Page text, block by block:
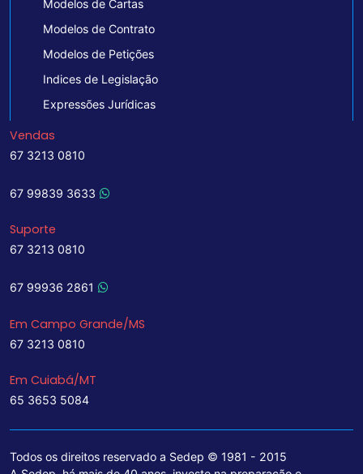
Modelos de Cartas
Modelos de Contrato
Modelos de Petições
Indices de Legislação
Expressões Jurídicas
Vendas
67 3213 0810
67 99839 3633
Suporte
67 3213 0810
67 99936 2861
Em Campo Grande/MS
67 3213 0810
Em Cuiabá/MT
65 3653 5084
Todos os direitos reservado a Sedep © 1981 - 2015